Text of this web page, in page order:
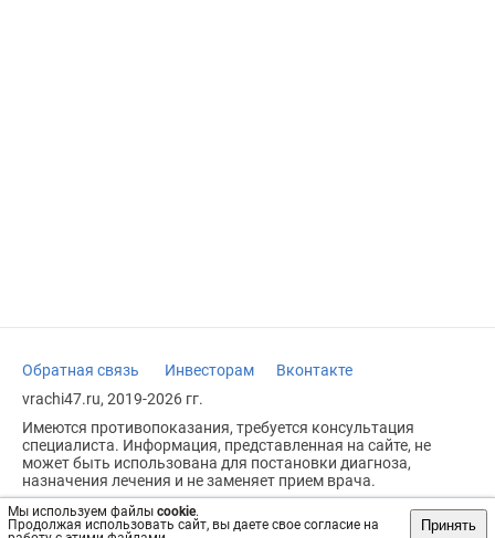
Мы используем файлы cookie.
Продолжая использовать сайт, вы даете свое согласие на
Принять
Обратная связь Инвесторам
Вконтакте
vrachi47.ru, 2019-2026 гг.
Имеются противопоказания, требуется консультация
специалиста. Информация, представленная на сайте, не
может быть использована для постановки диагноза,
назначения лечения и не заменяет прием врача.
Возрастное ограничение: 18+